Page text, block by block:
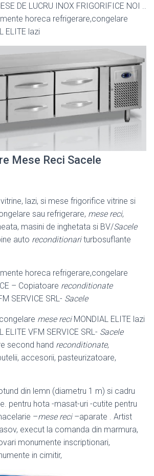
DE LUCRU INOX FRIGORIFICE NOI ..
horeca refrigerare,congelare
ELITE lazi
Mese Reci Sacele
lazi, si mese frigorifice vitrine si
sau refrigerare, mese reci,
masini de inghetata si BV/Sacele
auto reconditionariturbosuflante
horeca refrigerare,congelare
– Copiatoare reconditionate
SERVICE SRL- Sacele
mese reciMONDIAL ELITE lazi
VFM SERVICE SRL- Sacele
second hand reconditionate,
accesorii, pasteurizatoare,
din lemn (diametru 1 m) si cadru
pentru hota -masat-uri -cutite pentru
–mese reci–aparate . Artist
execut la comanda din marmura,
monumente inscriptionari,
in cimitir,